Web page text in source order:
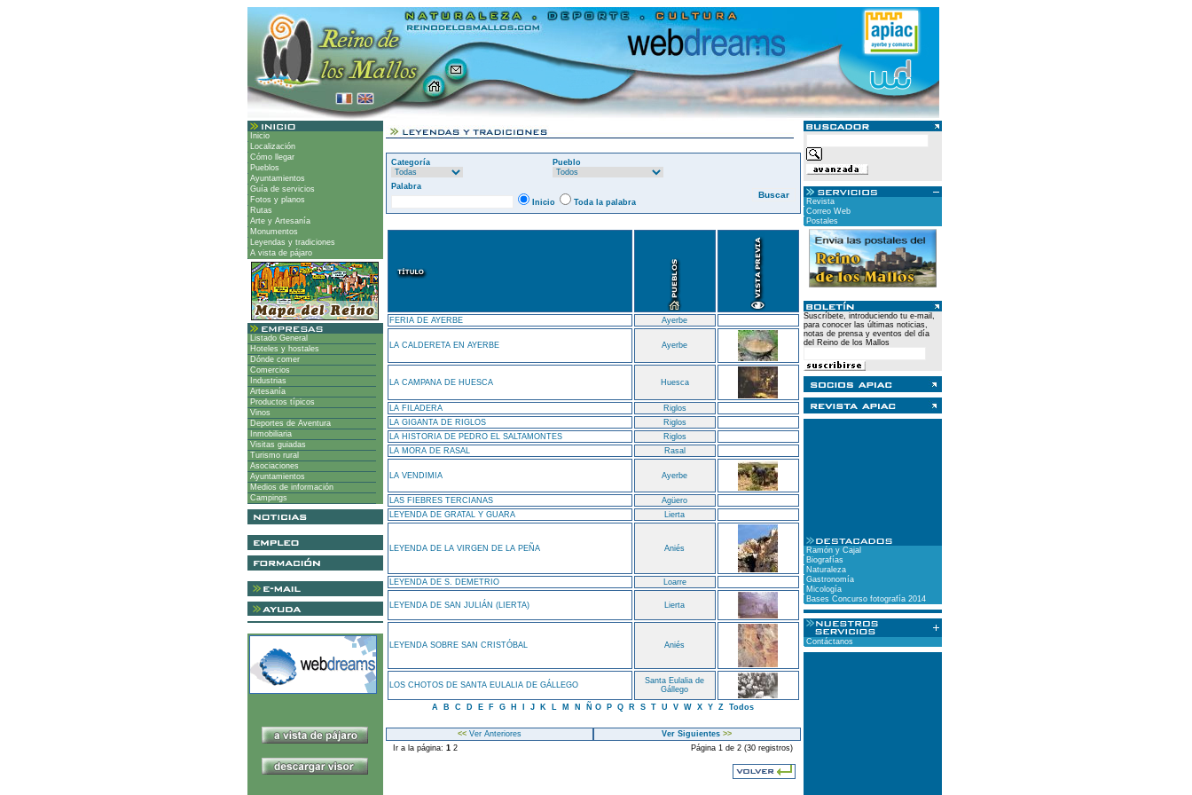
Inicio
Localización
Cómo llegar
Pueblos
Ayuntamientos
Guía de servicios
Fotos y planos
Rutas
Arte y Artesanía
Monumentos
Leyendas y tradiciones
A vista de pájaro
Listado General
Hoteles y hostales
Dónde comer
Comercios
Industrias
Artesanía
Productos típicos
Vinos
Deportes de Aventura
Inmobiliaria
Visitas guiadas
Turismo rural
Asociaciones
Ayuntamientos
Medios de información
Campings
Categoría Pueblo
Palabra
Inicio
Toda la palabra
FERIA DE AYERBE Ayerbe
LA CALDERETA EN AYERBE Ayerbe
LA CAMPANA DE HUESCA Huesca
LA FILADERA
Riglos
LA GIGANTA DE RIGLOS
Riglos
LA HISTORIA DE PEDRO EL SALTAMONTES
Riglos
LA MORA DE RASAL
Rasal
LA VENDIMIA Ayerbe
LAS FIEBRES TERCIANAS
Agüero
LEYENDA DE GRATAL Y GUARA
Lierta
LEYENDA DE LA VIRGEN DE LA PEÑA Aniés
LEYENDA DE S. DEMETRIO Loarre
LEYENDA DE SAN JULIÁN (LIERTA) Lierta
LEYENDA SOBRE SAN CRISTÓBAL Aniés
LOS CHOTOS DE SANTA EULALIA DE GÁLLEGO
Santa Eulalia de
Gállego
A
B C D E F G H J K L M N Ñ O P Q R S T U V W X Y Z Todos
<<Ver Anteriores Ver Siguientes >>
Ir a la página: 1 2 Página 1 de 2 (30 registros)
Revista
Correo Web
Postales
Suscríbete, introduciendo tu e-mail,
para conocer las últimas noticias,
notas de prensa y eventos del día
del Reino de los Mallos
Ramón y Cajal
Biografías
Naturaleza
Gastronomía
Micología
Bases Concurso fotografía 2014
Contáctanos